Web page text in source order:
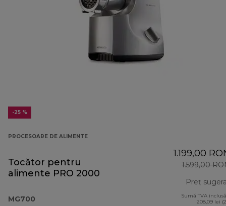
-25 %
PROCESOARE DE ALIMENTE
Tocător pentru
alimente PRO 2000
MG700
1.199,00
1.599,00
Preț
Sumă TVA
208,09 lei